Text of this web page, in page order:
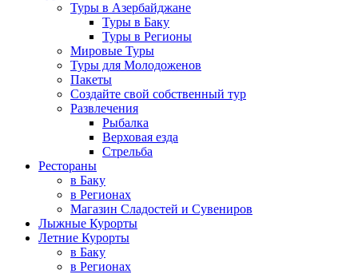
Туры в Азербайджане
Туры в Баку
Туры в Регионы
Мировые Туры
Туры для Молодоженов
Пакеты
Создайте свой собственный тур
Развлечения
Рыбалка
Верховая езда
Стрельба
Рестораны
в Баку
в Регионах
Магазин Сладостей и Сувениров
Лыжные Курорты
Летние Курорты
в Баку
в Регионах